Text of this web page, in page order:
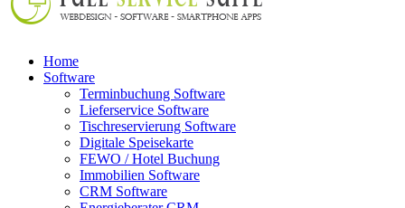
Home
Software
Terminbuchung Software
Lieferservice Software
Tischreservierung Software
Digitale Speisekarte
FEWO / Hotel Buchung
Immobilien Software
CRM Software